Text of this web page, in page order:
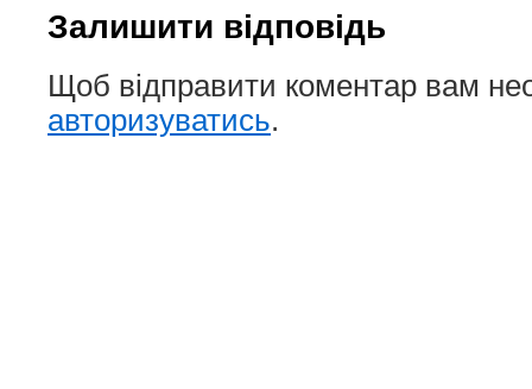
Залишити відповідь
Щоб відправити коментар вам
авторизуватись.